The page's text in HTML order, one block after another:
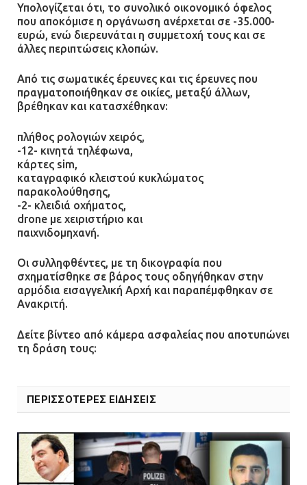
Υπολογίζεται ότι, το συνολικό οικονομικό όφελος
που αποκόμισε η οργάνωση ανέρχεται σε -35.000-
ευρώ, ενώ διερευνάται η συμμετοχή τους και σε
άλλες περιπτώσεις κλοπών.
Από τις σωματικές έρευνες και τις έρευνες που
πραγματοποιήθηκαν σε οικίες, μεταξύ άλλων,
βρέθηκαν και κατασχέθηκαν:
πλήθος ρολογιών χειρός,
-12- κινητά τηλέφωνα,
κάρτες sim,
καταγραφικό κλειστού κυκλώματος
παρακολούθησης,
-2- κλειδιά οχήματος,
drone με χειριστήριο και
παιχνιδομηχανή.
Οι συλληφθέντες, με τη δικογραφία που
σχηματίσθηκε σε βάρος τους οδηγήθηκαν στην
αρμόδια εισαγγελική Αρχή και παραπέμφθηκαν σε
Ανακριτή.
Δείτε βίντεο από κάμερα ασφαλείας που αποτυπώνει
τη δράση τους:
ΠΕΡΙΣΣΟΤΕΡΕΣ ΕΙΔΗΣΕΙΣ